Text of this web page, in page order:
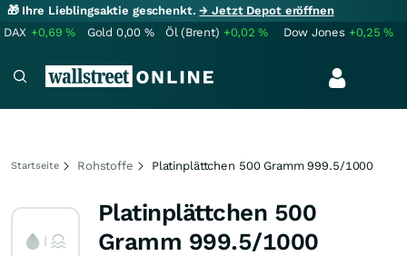
🎁 Ihre Lieblingsaktie geschenkt.→ Jetzt Depot eröffnen
DAX +0,69% Gold 0,00 % Öl (Brent) +0,02% Dow Jones +0,25%
Startseite Rohstoffe Platinplättchen 500 Gramm 999.5/1000
Platinplättchen 500
Gramm 999.5/1000